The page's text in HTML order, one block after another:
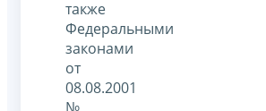
также
Федеральными
законами
от
08.08.2001
№